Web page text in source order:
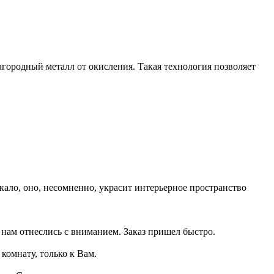
металл от окисления. Такая технология позволяет
оно, несомненно, украсит интерьерное пространство
отнеслись с вниманием. Заказ пришел быстро.
только к Вам.